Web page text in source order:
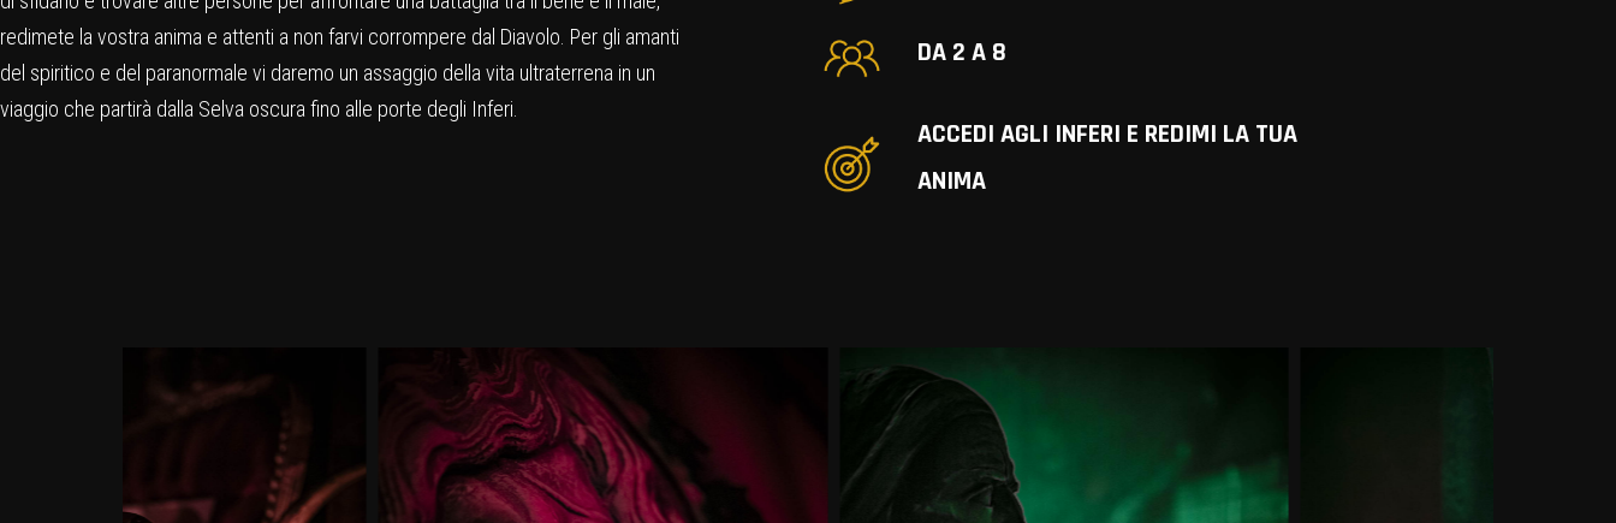
redimete la vostra anima e attenti a non farvi corrompere dal Diavolo. Per gli amanti
del spiritico e del paranormale vi daremo un assaggio della vita ultraterrena in un
viaggio che partirà dalla Selva oscura fino alle porte degli Inferi.
DA 2 A 8
ACCEDI AGLI INFERI E REDIMI LA TUA
ANIMA